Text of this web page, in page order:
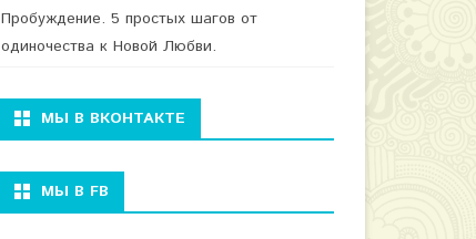
Пробуждение. 5 простых шагов от
одиночества к Новой Любви.
МЫ В ВКОНТАКТЕ
МЫ В FB